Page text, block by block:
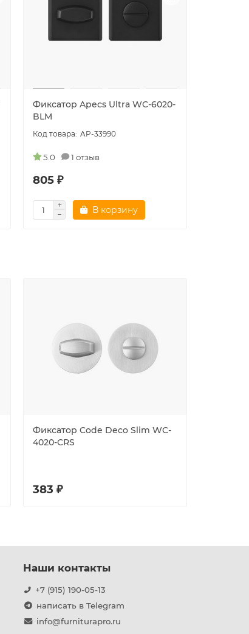
Фиксатор Apecs Ultra WC-6020-
BLM
AP-33990
5.0 1 отзыв
805 ₽
В корзину
Фиксатор Code Deco Slim WC-
4020-CRS
383 ₽
Наши контакты
+7 (915) 190-05-13
написать в Telegram
info@furniturapro.ru